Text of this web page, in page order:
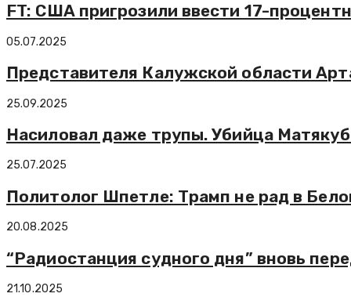
FT: США пригрозили ввести 17-
05.07.2025
Представителя Калужской области
25.09.2025
Насиловал даже трупы. Убийца
25.07.2025
Политолог Шпетле: Трамп не рад в
20.08.2025
“Радиостанция судного дня” вновь
21.10.2025